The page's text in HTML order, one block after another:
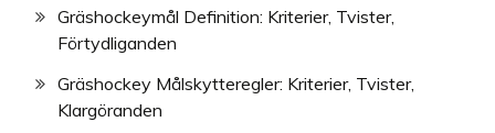
Gräshockeymål Definition: Kriterier, Tvister,
Förtydliganden
Gräshockey Målskytteregler: Kriterier, Tvister,
Klargöranden